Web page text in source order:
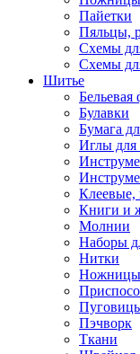
Пайетки
Пяльцы,
Схемы
Схемы
Шитье
Булавки
Бумага
Иглы для
Клеевые,
Книги и
Молнии
Наборы
Нитки
Ножницы
Пэчворк
Ткани